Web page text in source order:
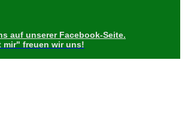
auf unserer Facebook-Seite.
mir" freuen wir uns!